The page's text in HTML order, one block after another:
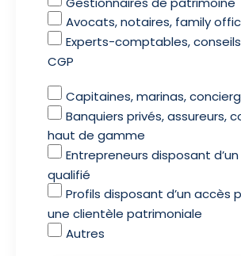
Avocats, notaires, family
Experts-comptables,
CGP
Capitaines, marinas,
Banquiers privés, assureurs,
haut de gamme
Entrepreneurs disposant
qualifié
Profils disposant d’un accès
une clientèle patrimoniale
Autres